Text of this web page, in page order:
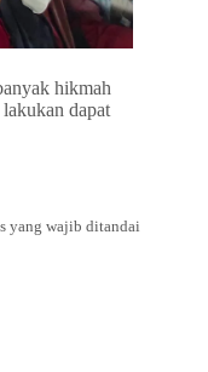
hikmah
dapat
yang wajib ditandai